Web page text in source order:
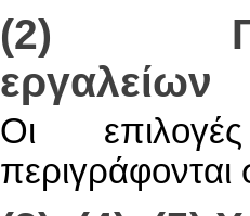
(2)
εργαλείων
Οι
περιγράφονται